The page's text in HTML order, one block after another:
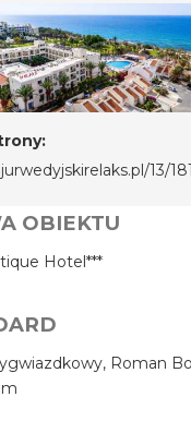
13/
OBIEKTU
Hotel***
Roman